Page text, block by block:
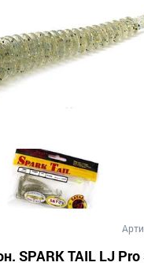
SPARK TAIL LJ